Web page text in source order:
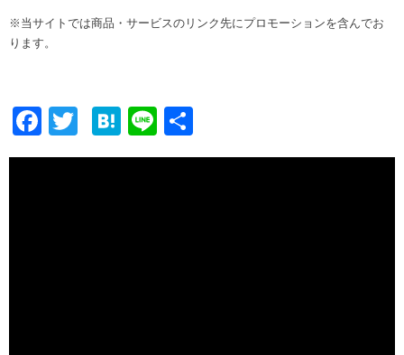
※当サイトでは商品・サービスのリンク先にプロモーションを含んでお
ります。
F
ac
T
w
H
at
Li
n 有